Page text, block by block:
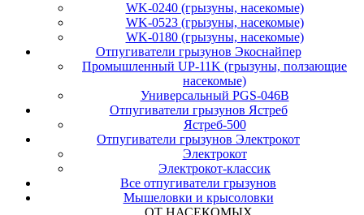
WK-0240 (грызуны, насекомые)
WK-0523 (грызуны, насекомые)
WK-0180 (грызуны, насекомые)
Отпугиватели грызунов Экоснайпер
Промышленный UP-11K (грызуны, ползающие
насекомые)
Универсальный PGS-046B
Отпугиватели грызунов Ястреб
Ястреб-500
Отпугиватели грызунов Электрокот
Электрокот
Электрокот-классик
Все отпугиватели грызунов
Мышеловки и крысоловки
ОТ НАСЕКОМЫХ